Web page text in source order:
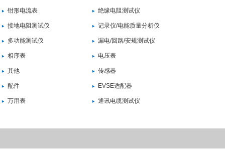
钳形电流表 绝缘电阻测试仪
接地电阻测试仪 记录仪/电能质量分析仪
多功能测试仪 漏电/回路/安规测试仪
相序表 电压表
其他 传感器
配件 EVSE适配器
万用表 通讯电缆测试仪